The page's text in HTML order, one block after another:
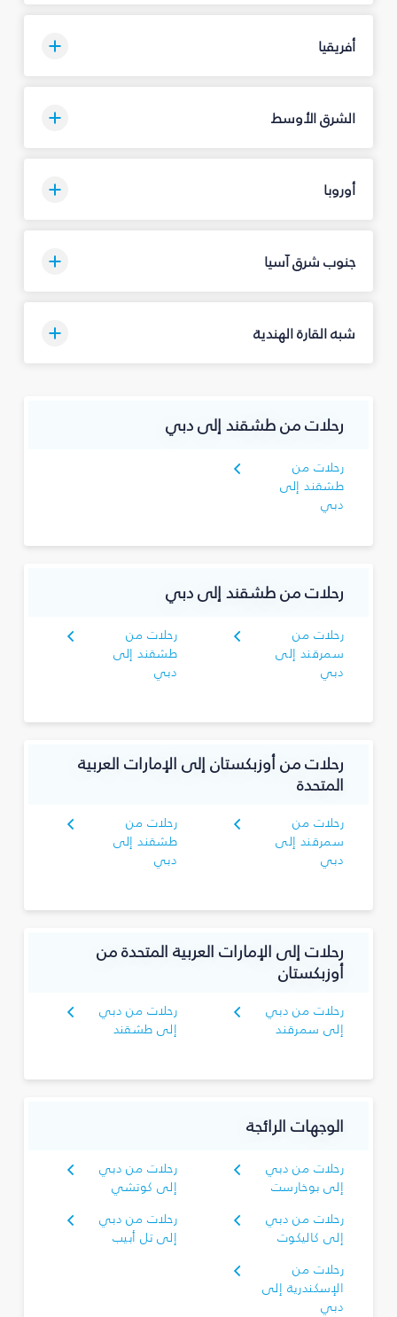
أفريقيا
الشرق الأوسط
أوروبا
جنوب شرق آسيا
شبه القارة الهندية
رحلات من طشقند إلى دبي
رحلات من
طشقند إلى
دبي
رحلات من طشقند إلى دبي
رحلات من
سمرقند إلى
دبي
رحلات من
طشقند إلى
دبي
رحلات من أوزبكستان إلى الإمارات العربية
المتحدة
رحلات من
سمرقند إلى
دبي
رحلات من
طشقند إلى
دبي
رحلات إلى الإمارات العربية المتحدة من
أوزبكستان
رحلات من دبي
إلى سمرقند
رحلات من دبي
إلى طشقند
الوجهات الرائجة
رحلات من دبي
إلى بوخارست
رحلات من دبي
إلى كوتشي
رحلات من دبي
إلى كاليكوت
رحلات من دبي
إلى تل أبيب
رحلات من
الإسكندرية إلى
دبي